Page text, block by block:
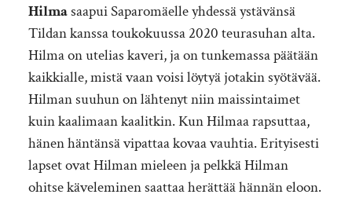
Hilmasaapui Saparomäelle yhdessä ystävänsä
Tildan kanssa toukokuussa 2020 teurasuhan alta.
Hilma on utelias kaveri, ja on tunkemassa päätään
kaikkialle, mistä vaan voisi löytyä jotakin syötävää.
Hilman suuhun on lähtenyt niin maissintaimet
kuin kaalimaan kaalitkin. Kun Hilmaa rapsuttaa,
hänen häntänsä vipattaa kovaa vauhtia. Erityisesti
lapset ovat Hilman mieleen ja pelkkä Hilman
ohitse käveleminen saattaa herättää hännän eloon.